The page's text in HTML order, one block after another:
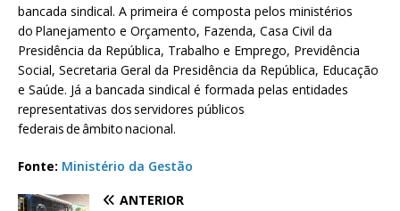
bancada sindical. A primeira é composta pelos ministérios
do Planejamento e Orçamento, Fazenda, Casa Civil da
Presidência da República, Trabalho e Emprego, Previdência
Social, Secretaria Geral da Presidência da República, Educação
e Saúde. Já a bancada sindical é formada pelas entidades
representativas dos servidores públicos
federais de âmbito nacional.
Fonte: Ministério da Gestão
ANTERIOR